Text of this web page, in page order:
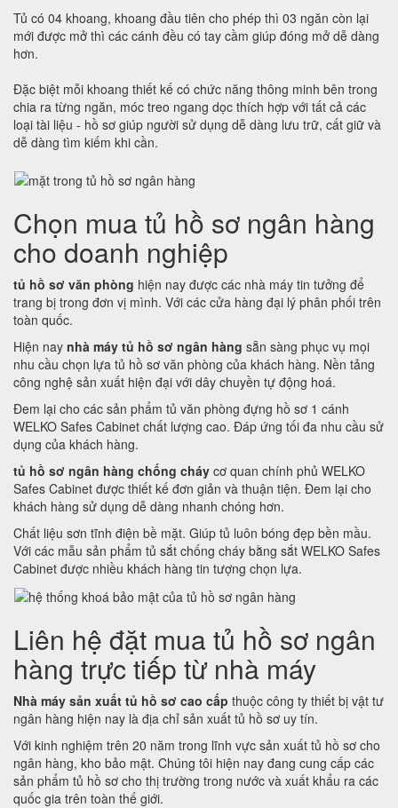
Tủ có 04 khoang, khoang đầu tiên cho phép thì 03 ngăn còn lại
mới được mở thì các cánh đều có tay cầm giúp đóng mở dễ dàng
hơn.
Đặc biệt mỗi khoang thiết kế có chức năng thông minh bên trong
chia ra từng ngăn, móc treo ngang dọc thích hợp với tất cả các
loại tài liệu - hồ sơ giúp người sử dụng dễ dàng lưu trữ, cất giữ và
dễ dàng tìm kiếm khi cần.
Chọn mua tủ hồ sơ ngân hàng
cho doanh nghiệp
tủ hồ sơ văn phòng hiện nay được các nhà máy tin tưởng để
trang bị trong đơn vị mình. Với các cửa hàng đại lý phân phối trên
toàn quốc.
Hiện nay nhà máy tủ hồ sơ ngân hàng sẵn sàng phục vụ mọi
nhu cầu chọn lựa tủ hồ sơ văn phòng của khách hàng. Nền tảng
công nghệ sản xuất hiện đại với dây chuyền tự động hoá.
Đem lại cho các sản phẩm tủ văn phòng đựng hồ sơ 1 cánh
WELKO Safes Cabinet chất lượng cao. Đáp ứng tối đa nhu cầu sử
dụng của khách hàng.
tủ hồ sơ ngân hàng chống cháy cơ quan chính phủ WELKO
Safes Cabinet được thiết kế đơn giản và thuận tiện. Đem lại cho
khách hàng sử dụng dễ dàng nhanh chóng hơn.
Chất liệu sơn tĩnh điện bề mặt. Giúp tủ luôn bóng đẹp bền mầu.
Với các mẫu sản phẩm tủ sắt chống cháy bằng sắt WELKO Safes
Cabinet được nhiều khách hàng tin tượng chọn lựa.
Liên hệ đặt mua tủ hồ sơ ngân
hàng trực tiếp từ nhà máy
Nhà máy sản xuất tủ hồ sơ cao cấp thuộc công ty thiết bị vật tư
ngân hàng hiện nay là địa chỉ sản xuất tủ hồ sơ uy tín.
Với kinh nghiệm trên 20 năm trong lĩnh vực sản xuất tủ hồ sơ cho
ngân hàng, kho bảo mật. Chúng tôi hiện nay đang cung cấp các
sản phẩm tủ hồ sơ cho thị trường trong nước và xuất khẩu ra các
quốc gia trên toàn thế giới.